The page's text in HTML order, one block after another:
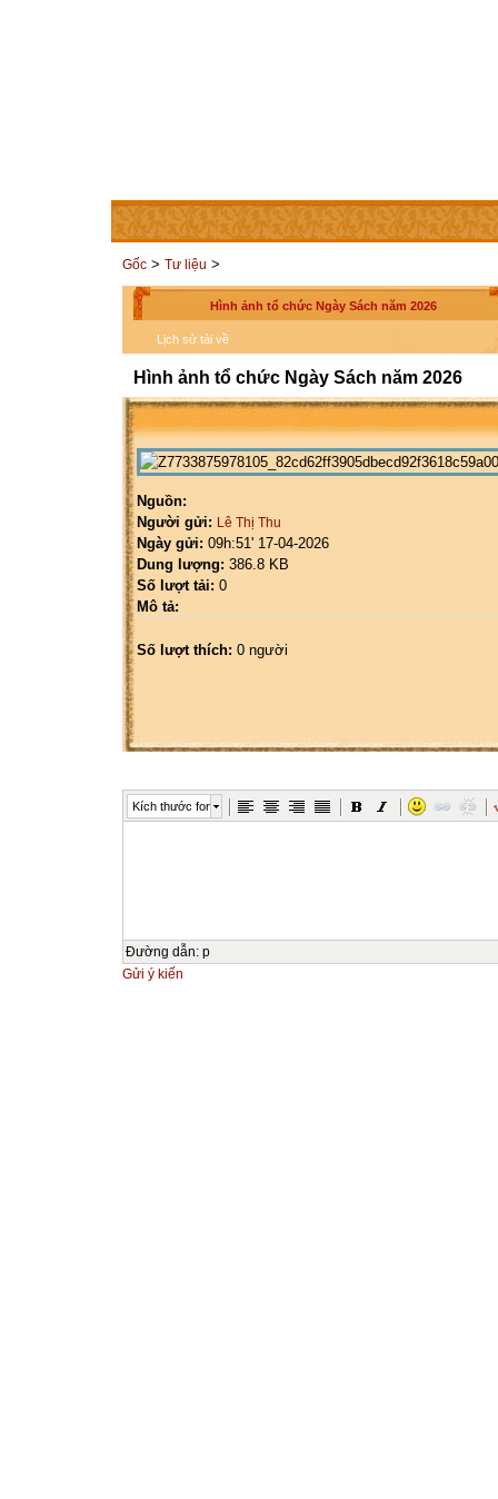
TRANG CHỦ THÀNH VIÊN LIÊN HỆ CÁC
Gốc > Tư liệu >
Hình ảnh tổ chức Ngày Sách năm 2026
Lịch sử tải về
Hình ảnh tổ chức Ngày Sách năm 2026
Nguồn:
Người gửi: Lê Thị Thu
Ngày gửi: 09h:51' 17-04-2026
Dung lượng: 386.8 KB
Số lượt tải: 0
Mô tả:
Số lượt thích: 0 người
Kích thước font
Đường dẫn: p
Gửi ý kiến